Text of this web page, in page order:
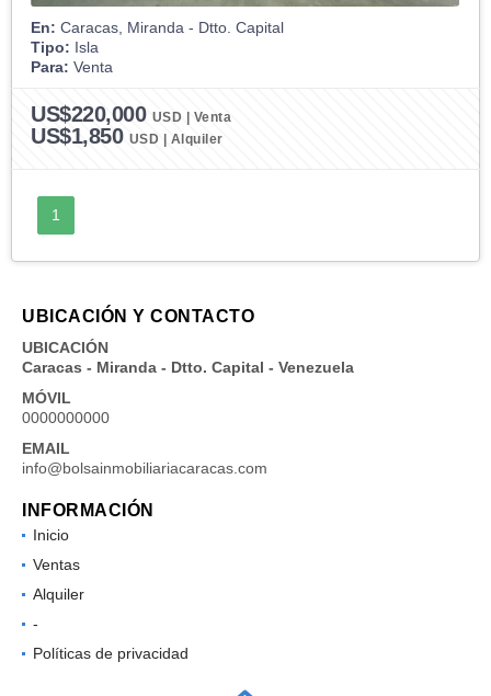
En: Caracas, Miranda - Dtto. Capital
Tipo: Isla
Para: Venta
US$220,000 USD | Venta
US$1,850 USD | Alquiler
1
UBICACIÓN Y CONTACTO
UBICACIÓN
Caracas - Miranda - Dtto. Capital - Venezuela
MÓVIL
0000000000
EMAIL
info@bolsainmobiliariacaracas.com
INFORMACIÓN
Inicio
Ventas
Alquiler
-
Políticas de privacidad